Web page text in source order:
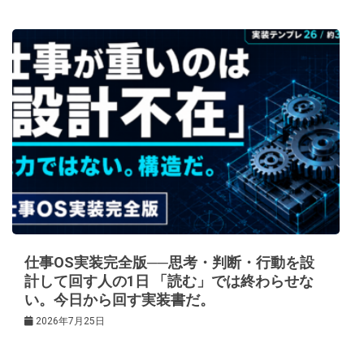
仕事OS実装完全版──思考・判断・行動を設
計して回す人の1日 「読む」では終わらせな
い。今日から回す実装書だ。
2026年7月25日